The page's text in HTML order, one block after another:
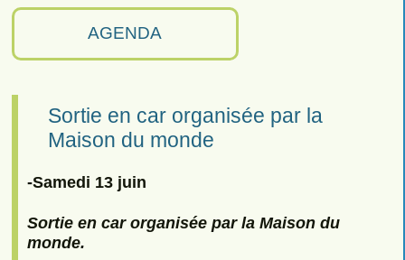
AGENDA
Sortie en car organisée par la
Maison du monde
-Samedi 13 juin
Sortie en car organisée par la Maison du
monde.